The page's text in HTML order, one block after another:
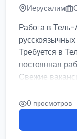
Иерусалим
Работа в
Требуется в
постоянная
Свежие
женщин от
0 просмотров